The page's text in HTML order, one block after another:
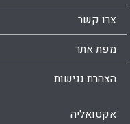
צרו קשר
מפת אתר
הצהרת נגישות
אקטואליה